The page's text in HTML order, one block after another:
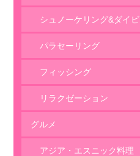
シュノーケリング&ダイビ
ング
パラセーリング
フィッシング
リラクゼーション
グルメ
アジア・エスニック料理